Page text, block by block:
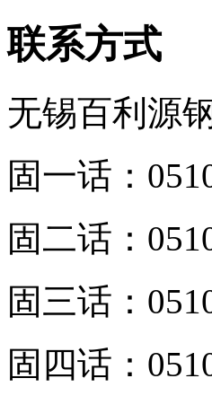
联系方式
无锡百利源
固一话：
固二话：
固三话：
固四话：